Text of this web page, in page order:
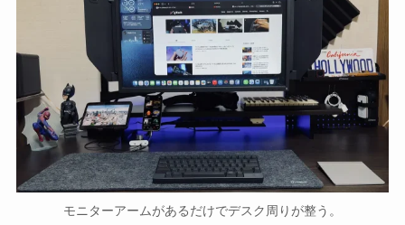
モニターアームがあるだけでデスク周りが整う。